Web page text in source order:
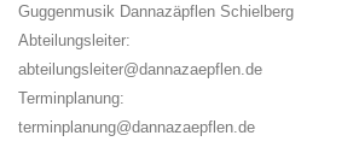
Guggenmusik Dannazäpflen Schielberg
Abteilungsleiter:
abteilungsleiter@dannazaepflen.de
Terminplanung:
terminplanung@dannazaepflen.de